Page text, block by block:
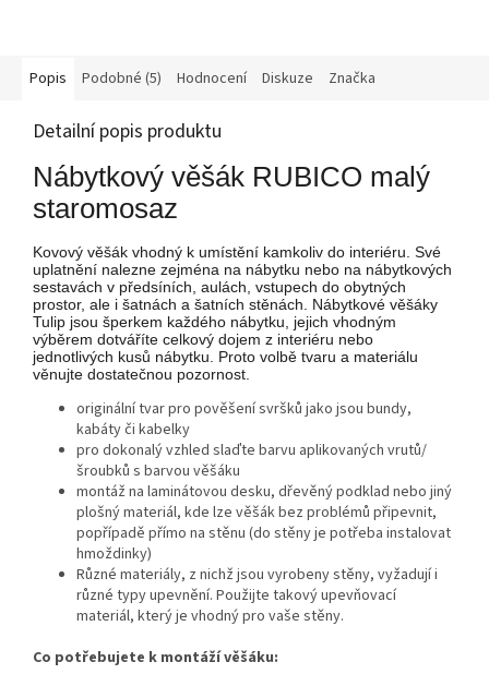
Popis Podobné (5) Hodnocení Diskuze Značka
Detailní popis produktu
Nábytkový věšák RUBICO malý
staromosaz
Kovový věšák vhodný k umístění kamkoliv do interiéru. Své
uplatnění nalezne zejména na nábytku nebo na nábytkových
sestavách v předsíních, aulách, vstupech do obytných
prostor, ale i šatnách a šatních stěnách. Nábytkové věšáky
Tulip jsou šperkem každého nábytku, jejich vhodným
výběrem dotváříte celkový dojem z interiéru nebo
jednotlivých kusů nábytku. Proto volbě tvaru a materiálu
věnujte dostatečnou pozornost.
originální tvar pro pověšení svršků jako jsou bundy,
kabáty či kabelky
pro dokonalý vzhled slaďte barvu aplikovaných vrutů/
šroubků s barvou věšáku
montáž na laminátovou desku, dřevěný podklad nebo jiný
plošný materiál, kde lze věšák bez problémů připevnit,
popřípadě přímo na stěnu (do stěny je potřeba instalovat
hmoždinky)
Různé materiály, z nichž jsou vyrobeny stěny, vyžadují i
různé typy upevnění. Použijte takový upevňovací
materiál, který je vhodný pro vaše stěny.
Co potřebujete k montáží věšáku: